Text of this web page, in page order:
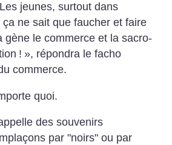
jeunes, surtout dans
ne sait que faucher et faire
gène le commerce et la sacro-
! », répondra le facho
commerce.
quoi.
des souvenirs
par "noirs" ou par